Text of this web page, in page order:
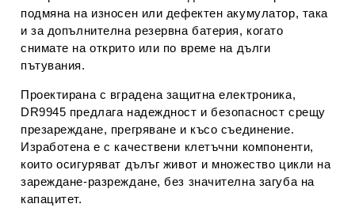
подмяна на износен или дефектен акумулатор, така
и за допълнителна резервна батерия, когато
снимате на открито или по време на дълги
пътувания.
Проектирана с вграденa защитна електроника,
DR9945 предлага надеждност и безопасност срещу
презареждане, прегряване и късо съединение.
Изработена е с качествени клетъчни компоненти,
които осигуряват дълъг живот и множество цикли на
зареждане-разреждане, без значителна загуба на
капацитет.